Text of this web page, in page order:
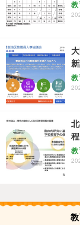
教
教
教